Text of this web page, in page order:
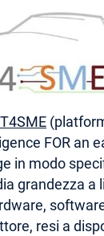
FOR an
in modo
grandezza a
resi a